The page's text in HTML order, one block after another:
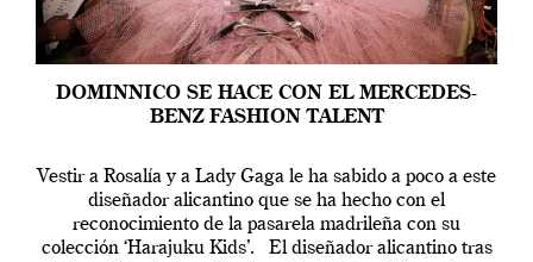
DOMINNICO SE HACE CON EL MERCEDES-
BENZ FASHION TALENT
Vestir a Rosalía y a Lady Gaga le ha sabido a poco a este
diseñador alicantino que se ha hecho con el
reconocimiento de la pasarela madrileña con su
colección ‘Harajuku Kids’. El diseñador alicantino tras